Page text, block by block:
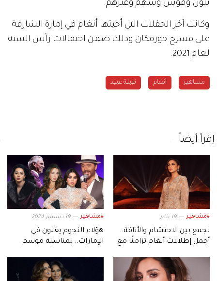
بنون وقوس وسهم وغيرهم.
وكانت آخر الحفلات التي أحيتها أنغام في إمارة الشارقة
على مسرح خورفكان وذلك ضمن احتفالات رأس السنة
لعام 2021.
مشاهير أنغام نبيلة عبيد
إقرأ أيضاً
#مشاهير 19 يناير
تجمع بين الاحتشام والأناقة..
أجمل إطلالات أنغام تزامنًا مع
#مشاهير 19 ديسمبر 2024
هؤلاء النجوم يغنون في
الإمارات.. بمناسبة موسم